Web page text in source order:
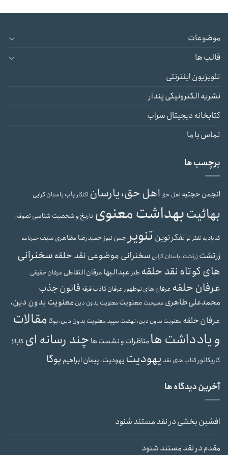
موضوعات
قالب ها
تلویزیون اینترنتی
نشریه الکترونیکی پندار
کتابخانه دیجیتال سراب
تماس با ما
برچسب ها
انجمن حجتیه اهل حق اهل حق، یارسان اکنکارباب باستان گرایی
بهائیتبهداشت معنوی تاریخ و شخصیت شناسی تصوف،
گنابادیه تفکر نوتفکر نوین تنویر جمن نیوزحمیدرضا مظاهری سیفخبرنامه
زرتشت زرتشت، باستان گرایی سخنرانی موضوعی نقد حلقهسخنرانی
های کوتاه نقد حلقه طنزعبدالبهاعرفان التقاطی عرفان حقیقی
عرفان حلقه عرفان های نوظهورعرفان کاذبفرقه قانون جذب
محمدعلی طاهری مسیحیت معنویت معنویت بدون دین معنویت بدون دین،
عرفان حلقه معنویت بدون دین، نهضت سپیدمعنویت بدون دین، یوگا مقالات
و یادداشت هامناظرات و نشست ها چند رسانه ای کابالا
کاریکاتورکتاب های نقد یهودیت یهودیت، پیمان ابراهیم یوگا
آخرین دیدگاه ها
افشین بخشیدرنقد مستند شنود
مقدمدرنقد مستند شنود